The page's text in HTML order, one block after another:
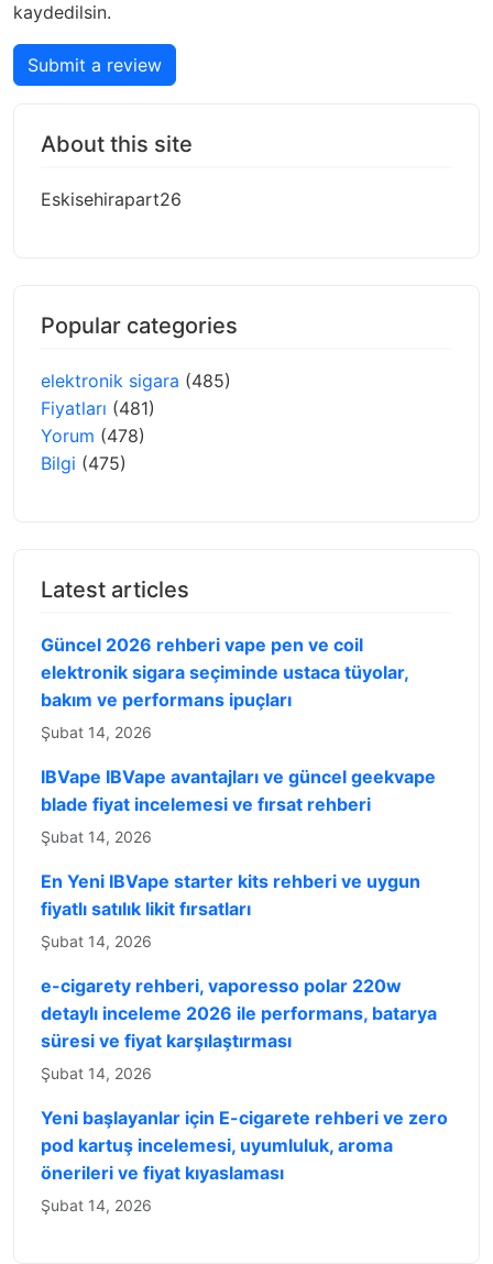
kaydedilsin.
Submit a review
About this site
Eskisehirapart26
Popular categories
elektronik sigara (485)
Fiyatları (481)
Yorum (478)
Bilgi (475)
Latest articles
Güncel 2026 rehberi vape pen ve coil
elektronik sigara seçiminde ustaca tüyolar,
bakım ve performans ipuçları
Şubat 14, 2026
IBVape IBVape avantajları ve güncel geekvape
blade fiyat incelemesi ve fırsat rehberi
Şubat 14, 2026
En Yeni IBVape starter kits rehberi ve uygun
fiyatlı satılık likit fırsatları
Şubat 14, 2026
e-cigarety rehberi, vaporesso polar 220w
detaylı inceleme 2026 ile performans, batarya
süresi ve fiyat karşılaştırması
Şubat 14, 2026
Yeni başlayanlar için E-cigarete rehberi ve zero
pod kartuş incelemesi, uyumluluk, aroma
önerileri ve fiyat kıyaslaması
Şubat 14, 2026